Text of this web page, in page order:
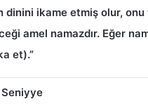
ikame etmiş olur, onu
amel namazdır. Eğer
et).”
Seniyye